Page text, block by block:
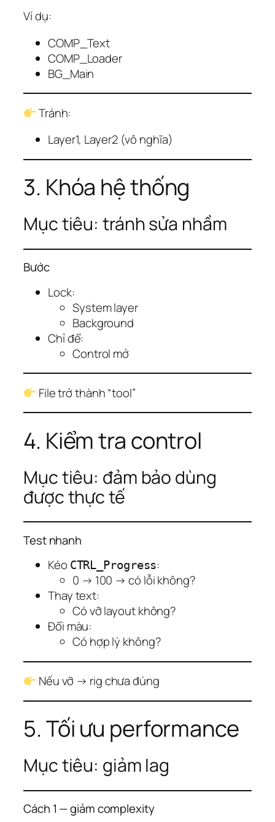
Ví dụ:
COMP_Text
COMP_Loader
BG_Main
Tránh:
Layer1, Layer2 (vô nghĩa)
3. Khóa hệ thống
Mục tiêu: tránh sửa nhầm
Bước
Lock:
System layer
Background
Chỉ để:
Control mở
File trở thành “tool”
4. Kiểm tra control
Mục tiêu: đảm bảo dùng
được thực tế
Test nhanh
Kéo CTRL_Progress:
0 → 100 → có lỗi không?
Thay text:
Có vỡ layout không?
Đổi màu:
Có hợp lý không?
Nếu vỡ → rig chưa đúng
5. Tối ưu performance
Mục tiêu: giảm lag
Cách 1 — giảm complexity